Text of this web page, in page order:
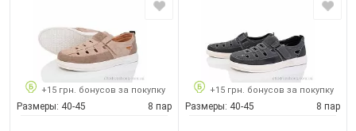
+15 грн. бонусов за покупку
Размеры: 40-45 8 пар
+15 грн. бонусов за покупку
Размеры: 40-45 8 пар